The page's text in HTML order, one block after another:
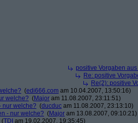
positive Vorgaben
Re: positive
Re(2): positive
(edi666.com am 10.04.2007, 13:50:16)
welche? (Major am 11.08.2007, 23:11:51)
nur welche? (ducduc am 11.08.2007, 23:13:10)
- nur welche? (Major am 13.08.2007, 09:10:21)
(TDI am 19.02.2007, 19:35:45)